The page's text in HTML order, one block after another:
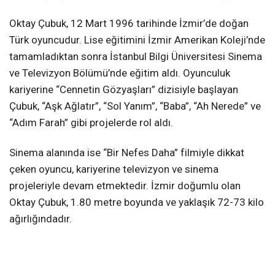
Oktay Çubuk, 12 Mart 1996 tarihinde İzmir’de doğan
Türk oyuncudur. Lise eğitimini İzmir Amerikan Koleji’nde
tamamladıktan sonra İstanbul Bilgi Üniversitesi Sinema
ve Televizyon Bölümü’nde eğitim aldı. Oyunculuk
kariyerine “Cennetin Gözyaşları” dizisiyle başlayan
Çubuk, “Aşk Ağlatır”, “Sol Yanım”, “Baba”, “Ah Nerede” ve
“Adım Farah” gibi projelerde rol aldı.
Sinema alanında ise “Bir Nefes Daha” filmiyle dikkat
çeken oyuncu, kariyerine televizyon ve sinema
projeleriyle devam etmektedir. İzmir doğumlu olan
Oktay Çubuk, 1.80 metre boyunda ve yaklaşık 72-73 kilo
ağırlığındadır.